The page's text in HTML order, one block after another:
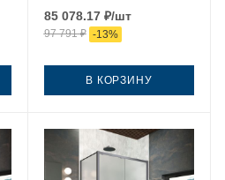
130х75 стекло прозрачное
профиль вороненая сталь
без поддона
85 078.17₽/шт
97 791₽ -13%
В КОРЗИНУ